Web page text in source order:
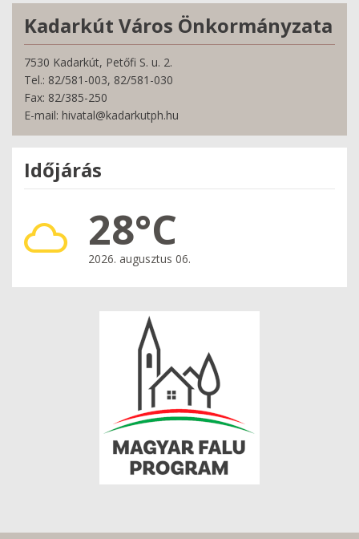
Kadarkút Város Önkormányzata
7530 Kadarkút, Petőfi S. u. 2.
Tel.: 82/581-003, 82/581-030
Fax: 82/385-250
E-mail: hivatal@kadarkutph.hu
Időjárás
28°C
2026. augusztus 06.